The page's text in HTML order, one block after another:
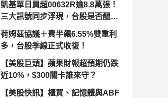
凱基單日買超00632R逾8.8萬張！
三大訊號同步浮現，台股是否醞釀
變盤？
荷姆茲協議＋費半飆6.55%雙重利
多，台股季線正式收復！
【美股巨頭】蘋果財報超預期仍跌
近10%，$300關卡誰來守？
【美股快訊】櫃買、記憶體與ABF